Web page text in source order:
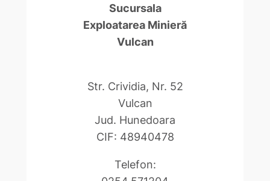
Sucursala
Exploatarea Minieră
Vulcan
Str. Crividia, Nr. 52
Vulcan
Jud. Hunedoara
CIF: 48940478
Telefon: